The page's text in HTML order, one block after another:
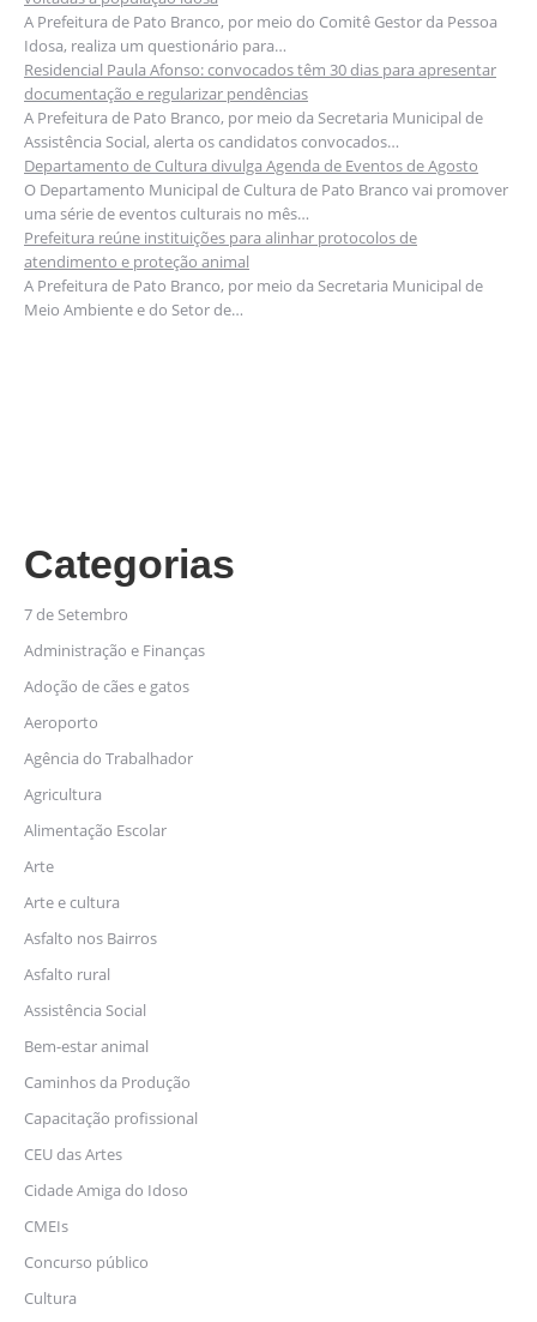
A Prefeitura de Pato Branco, por meio do Comitê Gestor da Pessoa
Idosa, realiza um questionário para…
Residencial Paula Afonso: convocados têm 30 dias para apresentar
documentação e regularizar pendências
A Prefeitura de Pato Branco, por meio da Secretaria Municipal de
Assistência Social, alerta os candidatos convocados…
Departamento de Cultura divulga Agenda de Eventos de Agosto
O Departamento Municipal de Cultura de Pato Branco vai promover
uma série de eventos culturais no mês…
Prefeitura reúne instituições para alinhar protocolos de
atendimento e proteção animal
A Prefeitura de Pato Branco, por meio da Secretaria Municipal de
Meio Ambiente e do Setor de…
Categorias
7 de Setembro
Administração e Finanças
Adoção de cães e gatos
Aeroporto
Agência do Trabalhador
Agricultura
Alimentação Escolar
Arte
Arte e cultura
Asfalto nos Bairros
Asfalto rural
Assistência Social
Bem-estar animal
Caminhos da Produção
Capacitação profissional
CEU das Artes
Cidade Amiga do Idoso
CMEIs
Concurso público
Cultura